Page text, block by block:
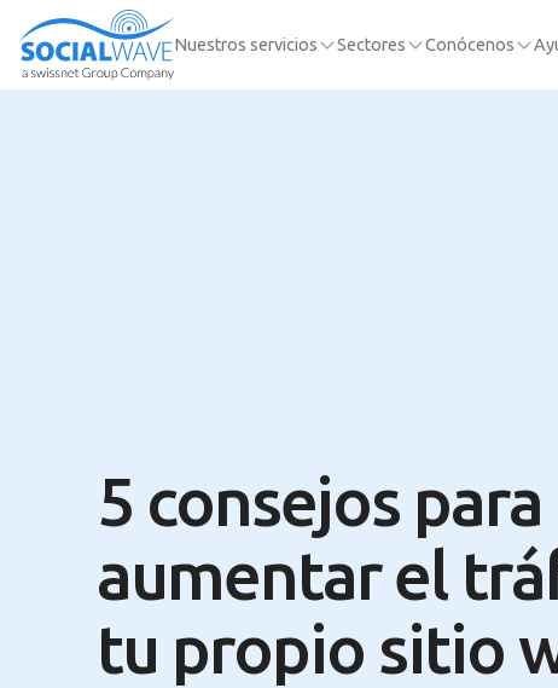
Nuestros servicios Sectores Conócenos
5 consejos para
aumentar el
tu propio sitio